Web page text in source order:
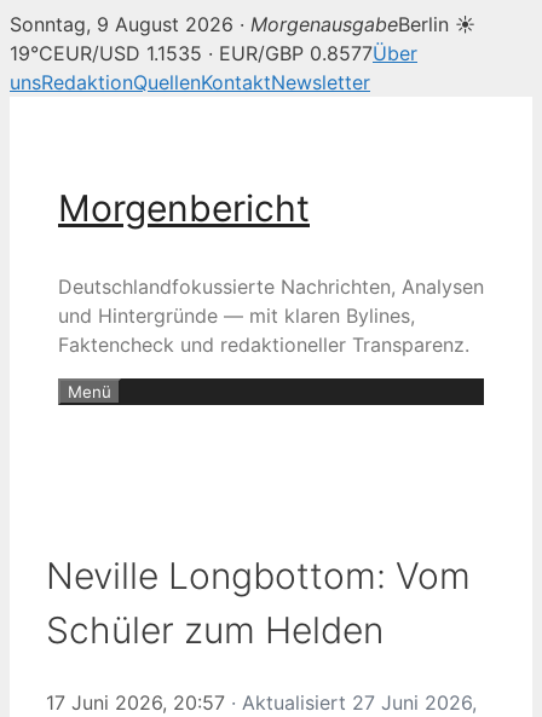
Sonntag, 9 August 2026 · MorgenausgabeBerlin ☀
19°CEUR/USD 1.1535 · EUR/GBP 0.8577Über
unsRedaktionQuellenKontaktNewsletter
Morgenbericht
Deutschlandfokussierte Nachrichten, Analysen
und Hintergründe — mit klaren Bylines,
Faktencheck und redaktioneller Transparenz.
Menü
Neville Longbottom: Vom
Schüler zum Helden
17 Juni 2026, 20:57 · Aktualisiert 27 Juni 2026,